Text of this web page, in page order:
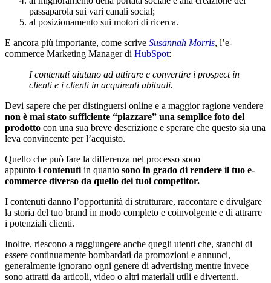
passaparola sui vari canali social;
al posizionamento sui motori di ricerca.
E ancora più importante, come scrive Susannah Morris, l’e-
commerce Marketing Manager di HubSpot:
I contenuti aiutano ad attirare e convertire i prospect in
clienti e i clienti in acquirenti abituali.
Devi sapere che per distinguersi online e a maggior ragione vendere
non è mai stato sufficiente “piazzare” una semplice foto del
prodotto con una sua breve descrizione e sperare che questo sia una
leva convincente per l’acquisto.
Quello che può fare la differenza nel processo sono
appunto i contenutiin quanto sono in grado di rendere il tuo e-
commerce diverso da quello dei tuoi competitor.
I contenuti danno l’opportunità di strutturare, raccontare e divulgare
la storia del tuo brand in modo completo e coinvolgente e di attrarre
i potenziali clienti.
Inoltre, riescono a raggiungere anche quegli utenti che, stanchi di
essere continuamente bombardati da promozioni e annunci,
generalmente ignorano ogni genere di advertising mentre invece
sono attratti da articoli, video o altri materiali utili e divertenti.